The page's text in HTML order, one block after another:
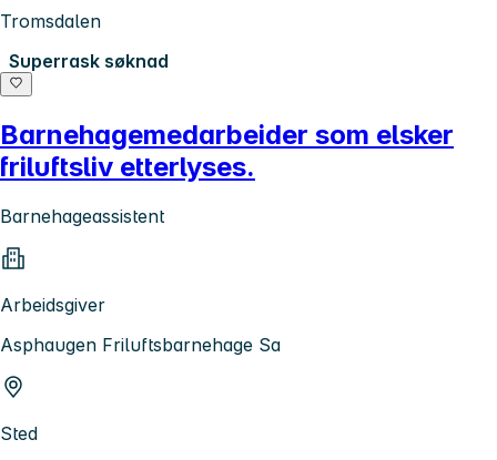
Tromsdalen
Superrask søknad
Barnehagemedarbeider som elsker
friluftsliv etterlyses.
Barnehageassistent
Arbeidsgiver
Asphaugen Friluftsbarnehage Sa
Sted